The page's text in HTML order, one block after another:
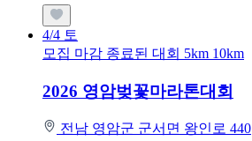
4/4 토
모집 마감 종료된 대회 5km 10km
2026 영암벚꽃마라톤대회
전남 영암군 군서면 왕인로 440